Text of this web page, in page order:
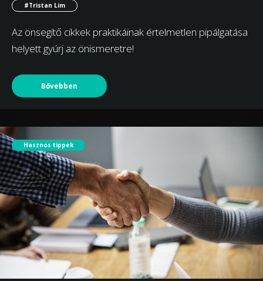
#Tristan Lim
Az önsegítő cikkek praktikáinak értelmetlen pipálgatása
helyett gyúrj az önismeretre!
Bővebben
Hasznos tippek